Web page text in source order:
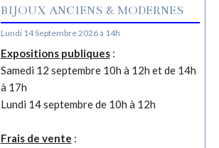
BIJOUX ANCIENS & MODERNES
Lundi 14 Septembre 2026 à 14h
Expositions publiques:
Samedi 12 septembre 10h à 12h et de 14h
à 17h
Lundi 14 septembre de 10h à 12h
Frais de vente :